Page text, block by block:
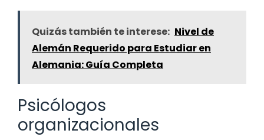
Quizás también te interese: Nivel de
Alemán Requerido para Estudiar en
Alemania: Guía Completa
Psicólogos
organizacionales